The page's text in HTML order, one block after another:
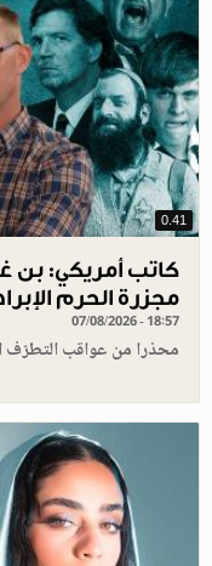
0.41
كاتب أمريكي: بن
مجزرة الحرم
07/08/2026 - 18:57
محذرا من عواقب التطرّف